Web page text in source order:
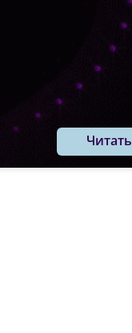
Читать